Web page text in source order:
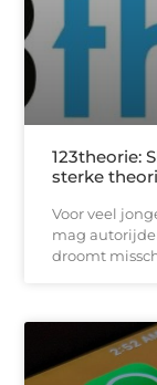
123theorie:
sterke
Voor veel
mag
droomt